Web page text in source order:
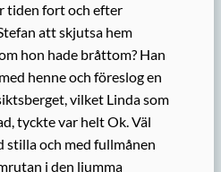
tiden fort och efter
att skjutsa hem
hon hade bråttom? Han
henne och föreslog en
vilket Linda som
tyckte var helt Ok. Väl
stilla och med fullmånen
i den ljumma